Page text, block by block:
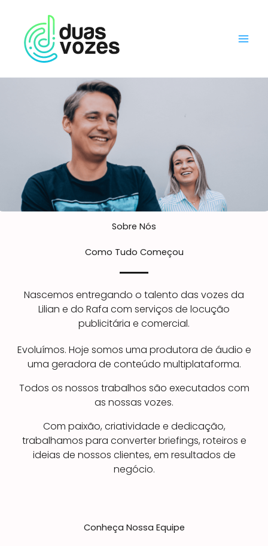
conteúdo
Sobre Nós
Como Tudo Começou
Nascemos entregando o talento das vozes da
Lilian e do Rafa com serviços de locução
publicitária e comercial.
Evoluímos. Hoje somos uma produtora de áudio e
uma geradora de conteúdo multiplataforma.
Todos os nossos trabalhos são executados com
as nossas vozes.
Com paixão, criatividade e dedicação,
trabalhamos para converter briefings, roteiros e
ideias de nossos clientes, em resultados de
negócio.
Conheça Nossa Equipe